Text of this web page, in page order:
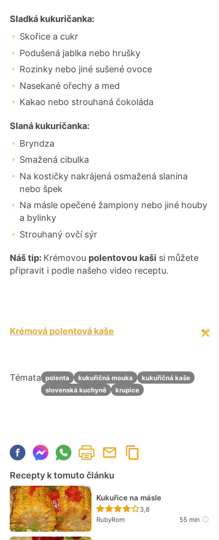
Sladká kukuričanka:
Skořice a cukr
Podušená jablka nebo hrušky
Rozinky nebo jiné sušené ovoce
Nasekané ořechy a med
Kakao nebo strouhaná čokoláda
Slaná kukuričanka:
Bryndza
Smažená cibulka
Na kostičky nakrájená osmažená slanina
nebo špek
Na másle opečené žampiony nebo jiné houby
a bylinky
Strouhaný ovčí sýr
Náš tip: Krémovou polentovou kaši si můžete
připravit i podle našeho video receptu.
Krémová polentová kaše
Témata polenta kukuřičná mouka
kukuřičná kaše
slovenská kuchyně
krupice
Recepty k tomuto článku
Kukuřice na másle
Recept ještě nebyl
3,8
RubyRom
55 min